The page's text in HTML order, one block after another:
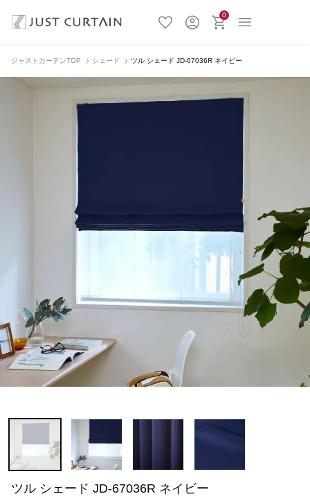
0
ジャストカーテンTOP シェード ツル シェード JD-67036R ネイビー
ツル シェード JD-67036R ネイビー